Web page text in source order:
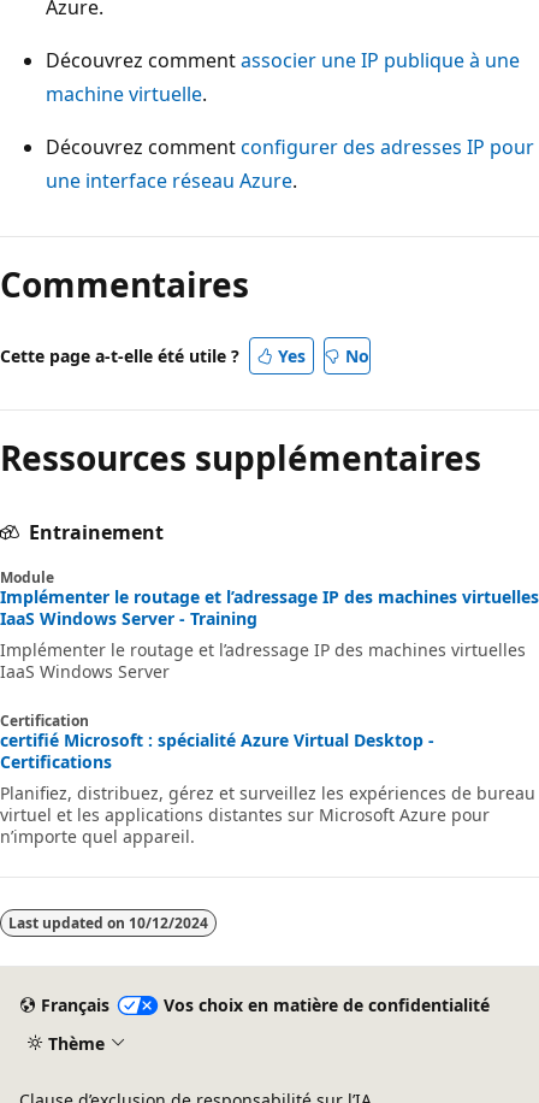
Azure.
Découvrez commentassocier une IP publique à une
machine virtuelle.
Découvrez commentconfigurer des adresses IP pour
une interface réseau Azure.
Commentaires
Cette page a-t-elle été utile ? Yes No
Ressources supplémentaires
Entrainement
Module
Implémenter le routage et l’adressage IP des machines virtuelles
IaaS Windows Server - Training
Implémenter le routage et l’adressage IP des machines virtuelles
IaaS Windows Server
Certification
certifié Microsoft : spécialité Azure Virtual Desktop -
Certifications
Planifiez, distribuez, gérez et surveillez les expériences de bureau
virtuel et les applications distantes sur Microsoft Azure pour
n’importe quel appareil.
Last updated on 10/12/2024
Français
Vos choix en matière de confidentialité
Thème